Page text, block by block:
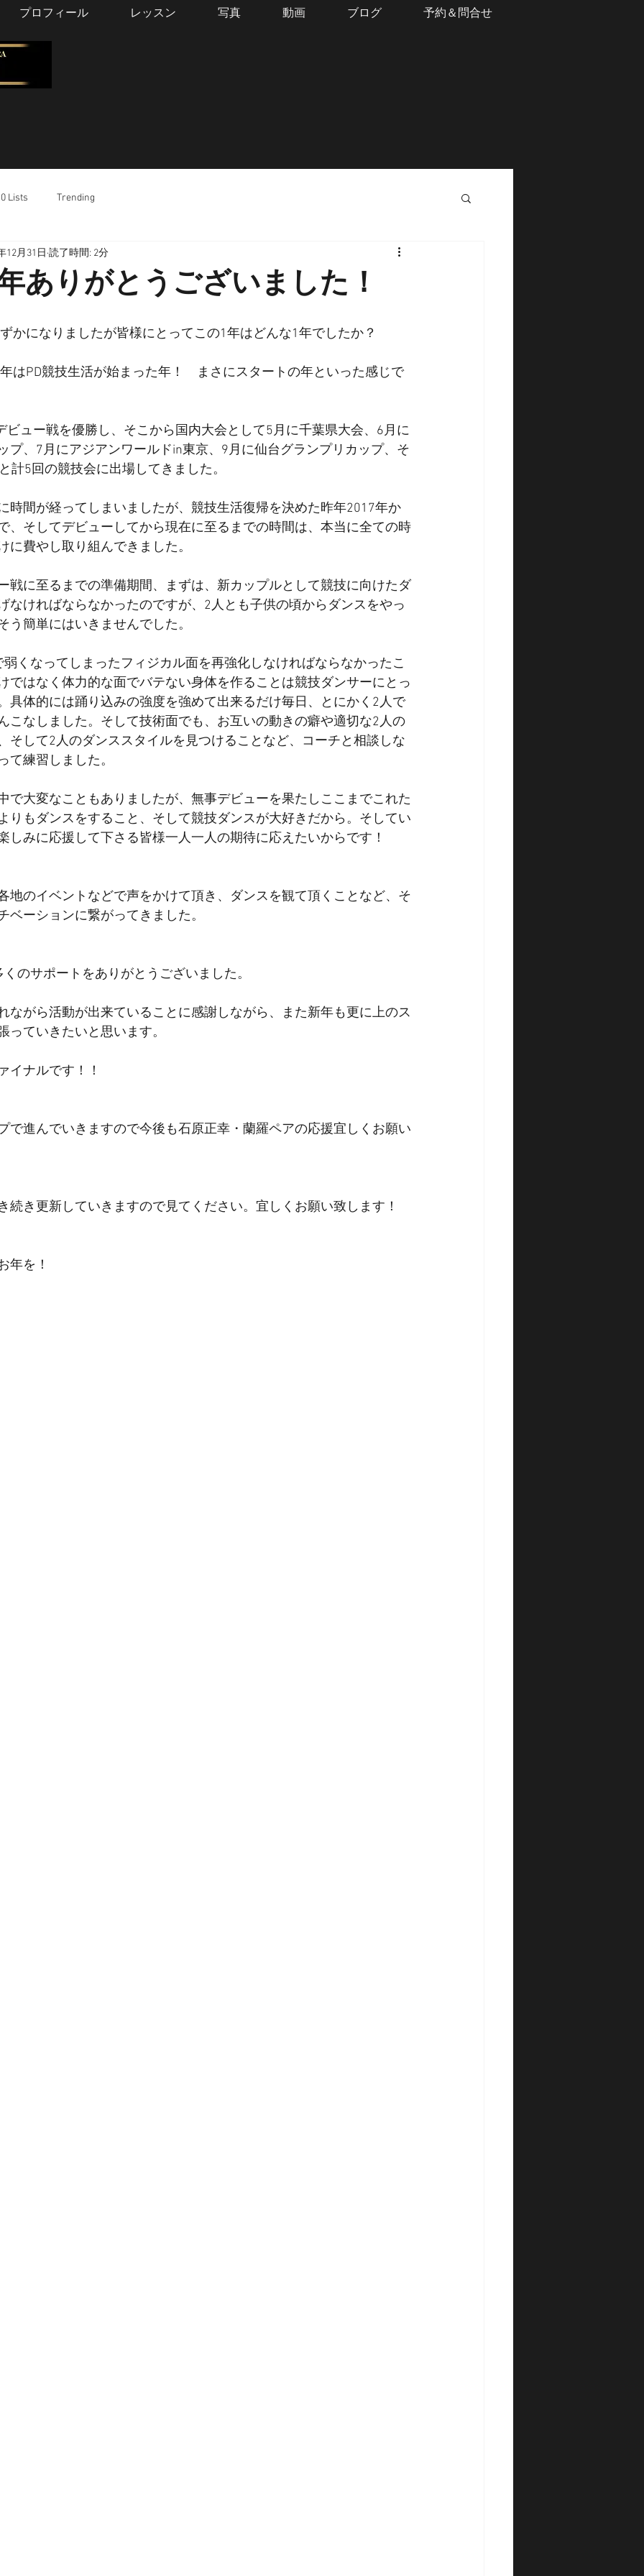
プロフィール レッスン 写真 動画 ブログ 予約＆問合せ
Lists Trending
ありがとうございました！
12月31日 読了時間: 2分
かになりましたが皆様にとってこの1年はどんな1年でしたか？
はPD競技生活が始まった年！　まさにスタートの年といった感じで
ビュー戦を優勝し、そこから国内大会として5月に千葉県大会、6月に
プ、7月にアジアンワールドin東京、9月に仙台グランプリカップ、そ
計5回の競技会に出場してきました。
時間が経ってしまいましたが、競技生活復帰を決めた昨年2017年か
、そしてデビューしてから現在に至るまでの時間は、本当に全ての時
に費やし取り組んできました。
戦に至るまでの準備期間、まずは、新カップルとして競技に向けたダ
なければならなかったのですが、2人とも子供の頃からダンスをやっ
う簡単にはいきませんでした。
弱くなってしまったフィジカル面を再強化しなければならなかったこ
ではなく体力的な面でバテない身体を作ることは競技ダンサーにとっ
具体的には踊り込みの強度を強めて出来るだけ毎日、とにかく2人で
こなしました。そして技術面でも、お互いの動きの癖や適切な2人の
そして2人のダンススタイルを見つけることなど、コーチと相談しな
て練習しました。
で大変なこともありましたが、無事デビューを果たしここまでこれた
りもダンスをすること、そして競技ダンスが大好きだから。そしてい
しみに応援して下さる皆様一人一人の期待に応えたいからです！
地のイベントなどで声をかけて頂き、ダンスを観て頂くことなど、そ
ベーションに繋がってきました。
のサポートをありがとうございました。
ながら活動が出来ていることに感謝しながら、また新年も更に上のス
っていきたいと思います。
イナルです！！
で進んでいきますので今後も石原正幸・蘭羅ペアの応援宜しくお願い
続き更新していきますので見てください。宜しくお願い致します！
年を！